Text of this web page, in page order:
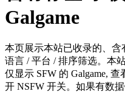
Galgame
本页展示本站已收录的、含
语言 / 平台 / 排序筛选。本
仅显示 SFW 的 Galgame,
开 NSFW 开关。如果有数